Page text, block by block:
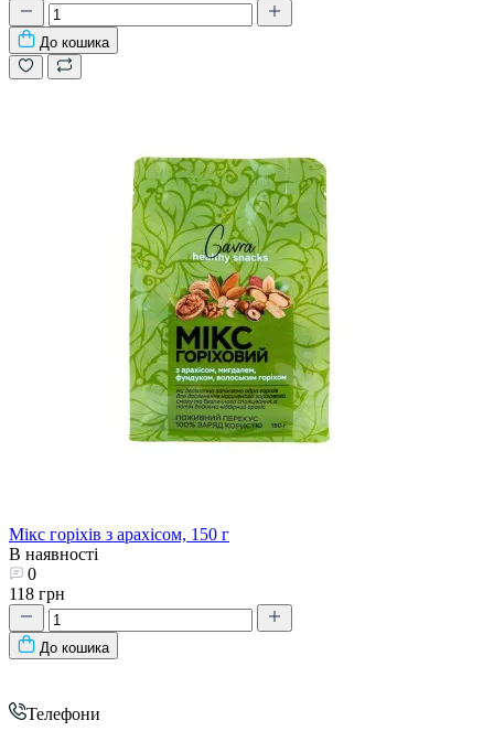
До кошика
Мікс горіхів з арахісом, 150 г
В наявності
0
118 грн
До кошика
Телефони